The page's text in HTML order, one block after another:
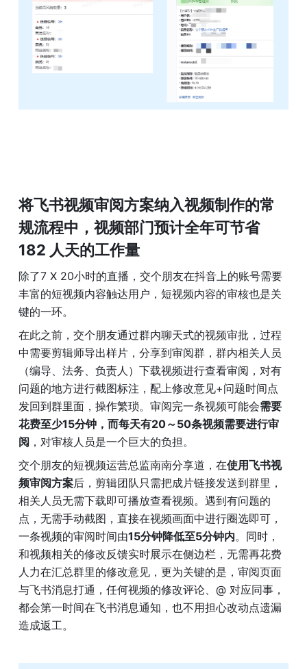
将飞书视频审阅方案纳入视频制作的常
规流程中，视频部门预计全年可节省
182 人天的工作量
除了7 X 20小时的直播，交个朋友在抖音上的账号需要
丰富的短视频内容触达用户，短视频内容的审核也是关
键的一环。
在此之前，交个朋友通过群内聊天式的视频审批，过程
中需要剪辑师导出样片，分享到审阅群，群内相关人员
（编导、法务、负责人）下载视频进行查看审阅，对有
问题的地方进行截图标注，配上修改意见+问题时间点
发回到群里面，操作繁琐。审阅完一条视频可能会需要
花费至少15分钟，而每天有20～50条视频需要进行审
阅 ，对审核人员是一个巨大的负担。
交个朋友的短视频运营总监南南分享道，在使用飞书视
频审阅方案后，剪辑团队只需把成片链接发送到群里，
相关人员无需下载即可播放查看视频。遇到有问题的
点，无需手动截图，直接在视频画面中进行圈选即可，
一条视频的审阅时间由15分钟降低至5分钟内。同时，
和视频相关的修改反馈实时展示在侧边栏，无需再花费
人力在汇总群里的修改意见，更为关键的是，审阅页面
与飞书消息打通，任何视频的修改评论、@ 对应同事，
都会第一时间在飞书消息通知，也不用担心改动点遗漏
造成返工。